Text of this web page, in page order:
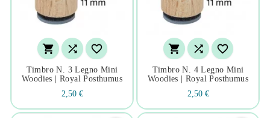
  
Timbro N. 3 Legno Mini
Woodies | Royal Posthumus
2,50 €
  
Timbro N. 4 Legno Mini
Woodies | Royal Posthumus
2,50 €